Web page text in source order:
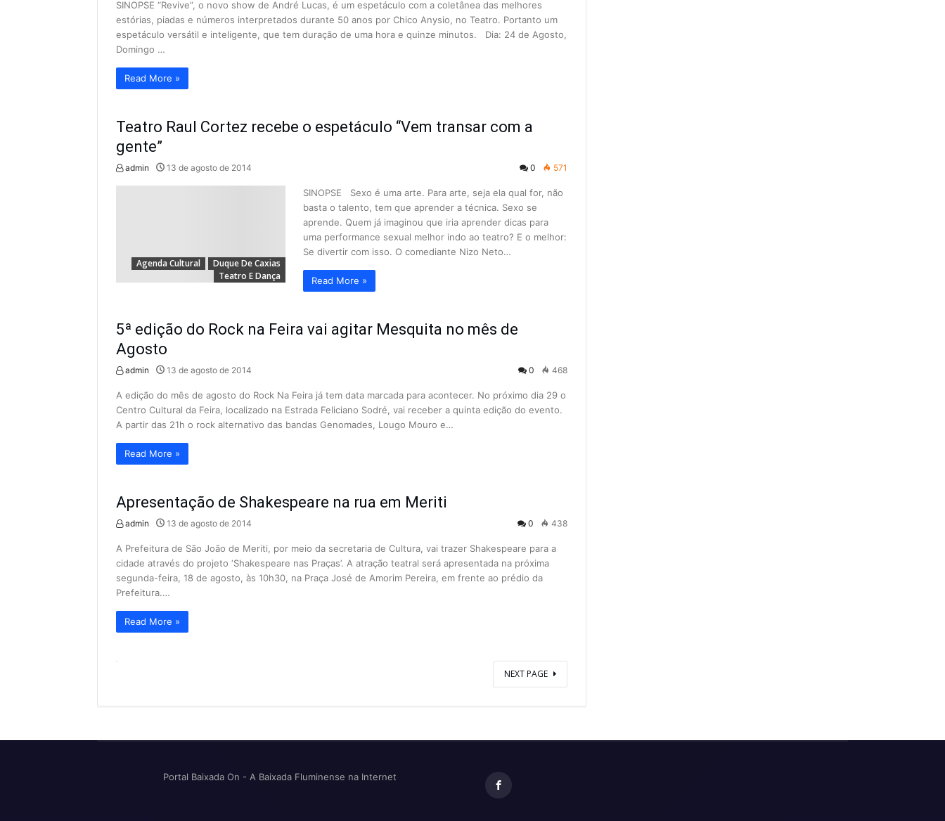
SINOPSE “Revive”, o novo show de André Lucas, é um espetáculo com a coletânea das melhores
estórias, piadas e números interpretados durante 50 anos por Chico Anysio, no Teatro. Portanto um
espetáculo versátil e inteligente, que tem duração de uma hora e quinze minutos. Dia: 24 de Agosto,
Domingo …
Read More »
Teatro Raul Cortez recebe o espetáculo “Vem transar com a
gente”
admin 13 de agosto de 2014 0 571
Agenda Cultural
Duque De Caxias
Teatro E Dança
SINOPSE Sexo é uma arte. Para arte, seja ela qual for, não
basta o talento, tem que aprender a técnica. Sexo se
aprende. Quem já imaginou que iria aprender dicas para
uma performance sexual melhor indo ao teatro? E o melhor:
Se divertir com isso. O comediante Nizo Neto…
Read More »
5ª edição do Rock na Feira vai agitar Mesquita no mês de
Agosto
admin 13 de agosto de 2014 0 468
A edição do mês de agosto do Rock Na Feira já tem data marcada para acontecer. No próximo dia 29 o
Centro Cultural da Feira, localizado na Estrada Feliciano Sodré, vai receber a quinta edição do evento.
A partir das 21h o rock alternativo das bandas Genomades, Lougo Mouro e…
Read More »
Apresentação de Shakespeare na rua em Meriti
admin 13 de agosto de 2014 0 438
A Prefeitura de São João de Meriti, por meio da secretaria de Cultura, vai trazer Shakespeare para a
cidade através do projeto ‘Shakespeare nas Praças’. A atração teatral será apresentada na próxima
segunda-feira, 18 de agosto, às 10h30, na Praça José de Amorim Pereira, em frente ao prédio da
Prefeitura.…
Read More »
NEXT PAGE
Portal Baixada On - A Baixada Fluminense na Internet